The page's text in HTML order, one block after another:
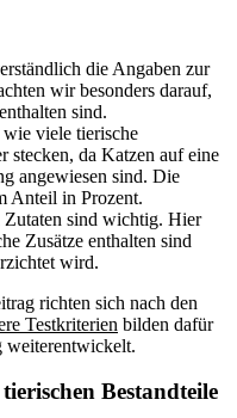
die Angaben zur
wir besonders darauf,
sind.
viele tierische
stecken, da Katzen auf eine
angewiesen sind. Die
Anteil in Prozent.
sind wichtig. Hier
Zusätze enthalten sind
wird.
richten sich nach den
Testkriterien bilden dafür
weiterentwickelt.
Bestandteile